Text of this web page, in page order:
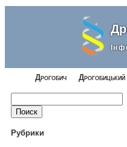
Дрогобич Дрогобицький
Найти:
Рубрики